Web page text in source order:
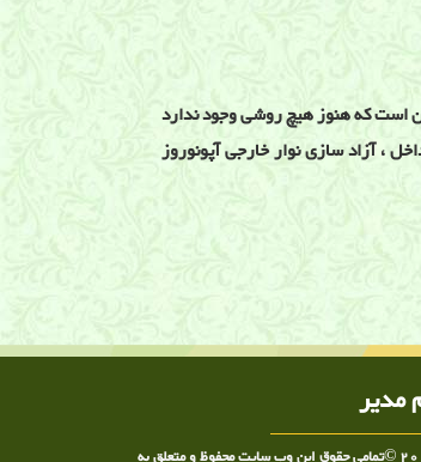
است که هنوز هیچ روشی وجود ندارد
، آزاد سازی نوار خارجی آپونوروز
ساعد رحیمی نژاد ,کلینیک درد دکتر
مدیر